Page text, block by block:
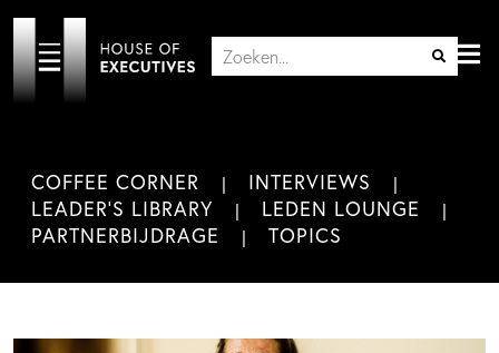
COFFEE CORNER
INTERVIEWS
LEADER'S LIBRARY
LEDEN LOUNGE
PARTNERBIJDRAGE
TOPICS